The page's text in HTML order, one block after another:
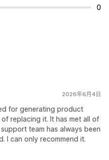
0
2026年6月4日
for generating product
replacing it. It has met all of
team has always been
I can only recommend it.